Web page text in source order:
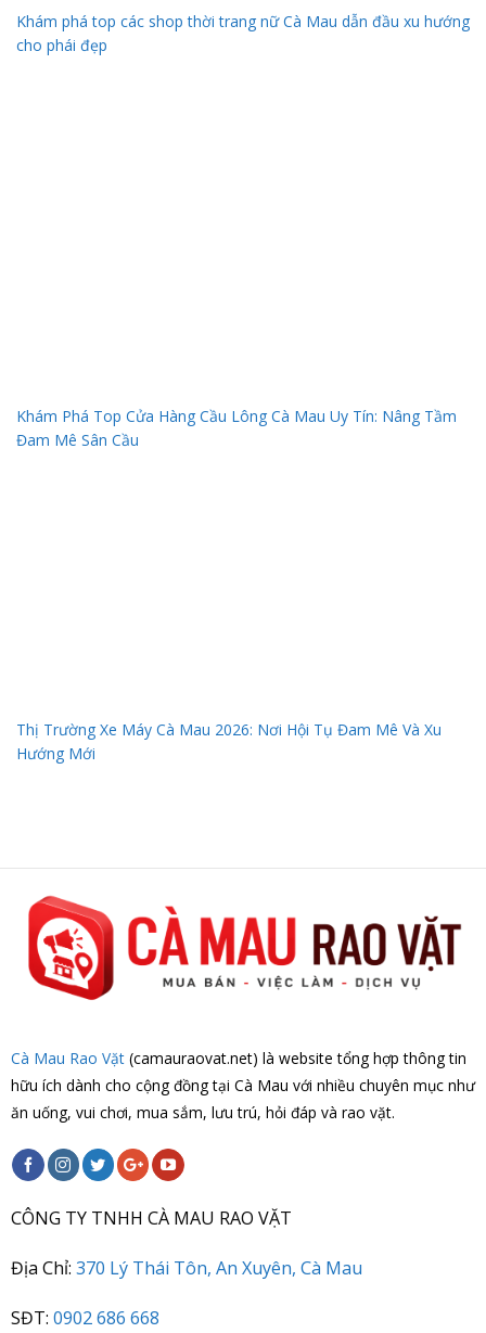
Khám phá top các shop thời trang nữ Cà Mau dẫn đầu xu hướng
cho phái đẹp
Khám Phá Top Cửa Hàng Cầu Lông Cà Mau Uy Tín: Nâng Tầm
Đam Mê Sân Cầu
Thị Trường Xe Máy Cà Mau 2026: Nơi Hội Tụ Đam Mê Và Xu
Hướng Mới
Cà Mau Rao Vặt (camauraovat.net) là website tổng hợp thông tin
hữu ích dành cho cộng đồng tại Cà Mau với nhiều chuyên mục như
ăn uống, vui chơi, mua sắm, lưu trú, hỏi đáp và rao vặt.
CÔNG TY TNHH CÀ MAU RAO VẶT
Địa Chỉ: 370 Lý Thái Tôn, An Xuyên, Cà Mau
SĐT: 0902 686 668